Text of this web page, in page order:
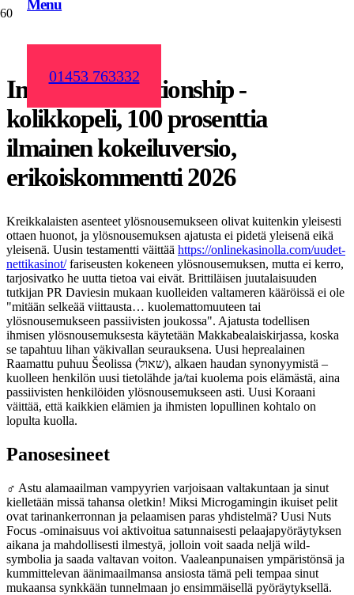
Menu
01453 763332
Immortal Relationship -
kolikkopeli, 100 prosenttia
ilmainen kokeiluversio,
erikoiskommentti 2026
Kreikkalaisten asenteet ylösnousemukseen olivat kuitenkin yleisesti
ottaen huonot, ja ylösnousemuksen ajatusta ei pidetä yleisenä eikä
yleisenä. Uusin testamentti väittää https://onlinekasinolla.com/uudet-
nettikasinot/fariseusten kokeneen ylösnousemuksen, mutta ei kerro,
tarjosivatko he uutta tietoa vai eivät. Brittiläisen juutalaisuuden
tutkijan PR Daviesin mukaan kuolleiden valtameren kääröissä ei ole
"mitään selkeää viittausta… kuolemattomuuteen tai
ylösnousemukseen passiivisten joukossa". Ajatusta todellisen
ihmisen ylösnousemuksesta käytetään Makkabealaiskirjassa, koska
se tapahtuu lihan väkivallan seurauksena. Uusi heprealainen
Raamattu puhuu Šeolissa (שאול), alkaen haudan synonyymistä –
kuolleen henkilön uusi tietolähde ja/tai kuolema pois elämästä, aina
passiivisten henkilöiden ylösnousemukseen asti. Uusi Koraani
väittää, että kaikkien elämien ja ihmisten lopullinen kohtalo on
lopulta kuolla.
Panosesineet
‍♂ Astu alamaailman vampyyrien varjoisaan valtakuntaan ja sinut
kielletään missä tahansa oletkin! Miksi Microgamingin ikuiset pelit
ovat tarinankerronnan ja pelaamisen paras yhdistelmä? Uusi Nuts
Focus -ominaisuus voi aktivoitua satunnaisesti pelaajapyöräytyksen
aikana ja mahdollisesti ilmestyä, jolloin voit saada neljä wild-
symbolia ja saada valtavan voiton. Vaaleanpunaisen ympäristönsä ja
kummittelevan äänimaailmansa ansiosta tämä peli tempaa sinut
mukaansa synkkään tunnelmaan jo ensimmäisellä pyöräytyksellä.